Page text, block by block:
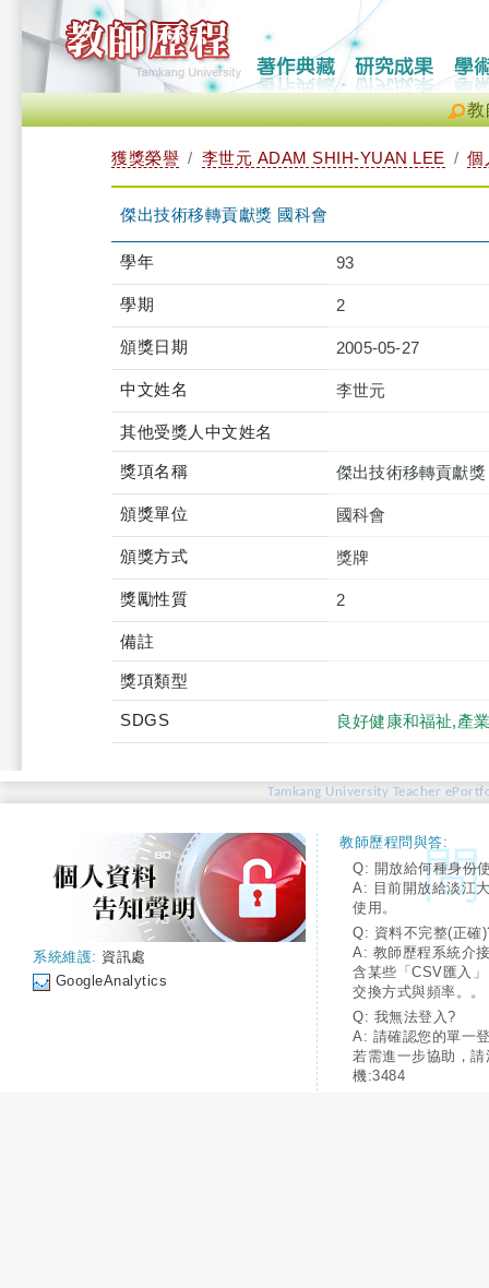
教
獲獎榮譽 李世元 ADAM SHIH-YUAN LEE 個
傑出技術移轉貢獻獎 國科會
學年 93
學期 2
頒獎日期 2005-05-27
中文姓名 李世元
其他受獎人中文姓名
獎項名稱 傑出技術移轉貢獻獎
頒獎單位 國科會
頒獎方式 獎牌
獎勵性質 2
備註
獎項類型
SDGS 良好健康和福祉,產
Tamkang University Teacher
系統維護: 資訊處
GoogleAnalytics
教師歷程問與答:
Q: 開放給何種身份
A: 目前開放給淡江
使用。
Q: 資料不完整(正確
A: 教師歷程系統介
含某些「CSV匯入
交換方式與頻率。。
Q: 我無法登入?
A: 請確認您的單一
若需進一步協助，
機:3484